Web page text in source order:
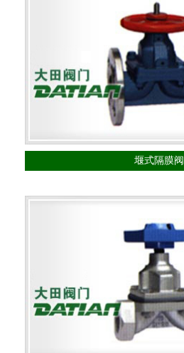
堰式隔膜阀